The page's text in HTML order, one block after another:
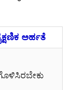
ಅರ್ಹತೆ